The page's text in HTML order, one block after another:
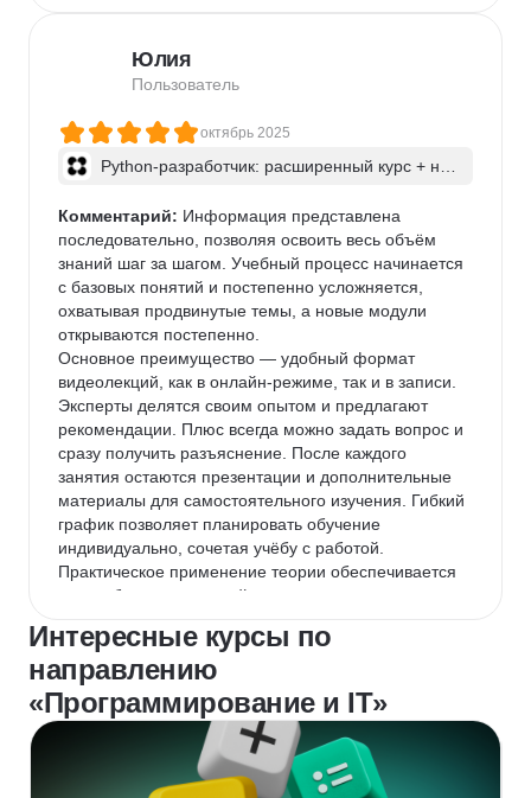
опирается на записанные материалы, поэтому
иногда не хватает «живого» взаимодействия в
достаточно высокую стоимость, хотелось бы видеть
чуть более частые обновления контента —
особенно в части инструментов и практик.
задачу: дал структуру, углубил понимание практик и
помог увереннее чувствовать себя в реальных
проектах. Рекомендую тем, кто стремится
расширить или открыть для себя напрвление
бэкэнд-разработки. Только не стоит питать
иллюзий, необходимо самостоятельно изучать
основной (что дает платформа) и дополнительный
материал (самообучение), без этого — никуда.
Юлия
Пользователь
октябрь 2025
Python-разработчик: расширенный курс + ней
Комментарий: Информация представлена
последовательно, позволяя освоить весь объём
знаний шаг за шагом. Учебный процесс начинается
с базовых понятий и постепенно усложняется,
охватывая продвинутые темы, а новые модули
открываются постепенно.
Основное преимущество — удобный формат
видеолекций, как в онлайн-режиме, так и в записи.
Эксперты делятся своим опытом и предлагают
рекомендации. Плюс всегда можно задать вопрос и
сразу получить разъяснение. После каждого
занятия остаются презентации и дополнительные
материалы для самостоятельного изучения. Гибкий
график позволяет планировать обучение
индивидуально, сочетая учёбу с работой.
Практическое применение теории обеспечивается
разнообразием заданий: от простых тестов до
преподавателем. Это помогает закрепить
полученные знания.
Однако есть некоторые моменты, заслуживающие
внимания:
Интенсивность учебного процесса высокая,
особенно для новичков, совмещающих курсы с
рабочей нагрузкой. Для глубокого понимания
Интересные курсы по
направлению
«Программирование и IT»